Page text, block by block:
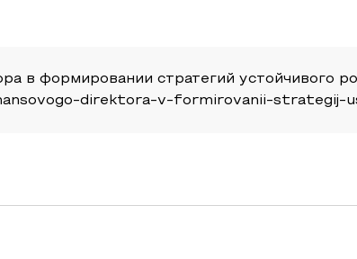
в формировании стратегий устойчивого
direktora-v-formirovanii-strategij-